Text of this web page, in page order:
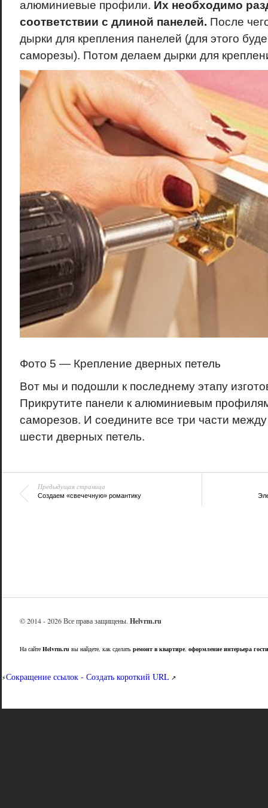
алюминиевые профили. Их необходимо
соответствии с длиной панелей. После
дырки для крепления панелей (для этого
саморезы). Потом делаем дырки для
Фото 5 — Крепление дверных петель
Вот мы и подошли к последнему этапу
Прикрутите панели к алюминиевым
саморезов. И соедините все три части
шести дверных петель.
Предыдущая страница
Создаем «свечечную» романтику
© 2014 - 2026 Все права защищены. Helvrm.ru
На сайте Helvrm.ru вы найдете, как сделать ремонт в квартире, оформление интерьера
⚡Сокращение ссылок - Создать короткий URL↗